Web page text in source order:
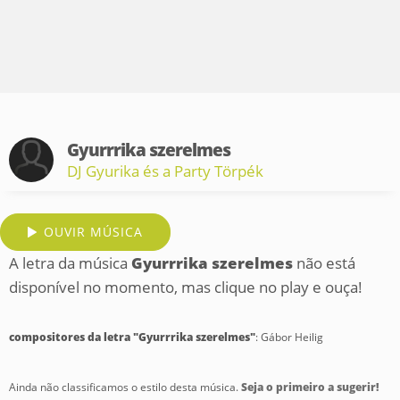
Gyurrrika szerelmes
DJ Gyurika és a Party Törpék
OUVIR MÚSICA
A letra da música Gyurrrika szerelmes não está
disponível no momento, mas clique no play e ouça!
compositores da letra "Gyurrrika szerelmes": Gábor Heilig
Ainda não classificamos o estilo desta música.Seja o primeiro a sugerir!